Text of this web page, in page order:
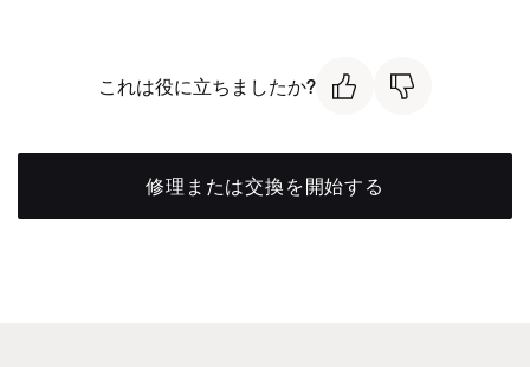
これは役に立ちましたか?
修理または交換を開始する